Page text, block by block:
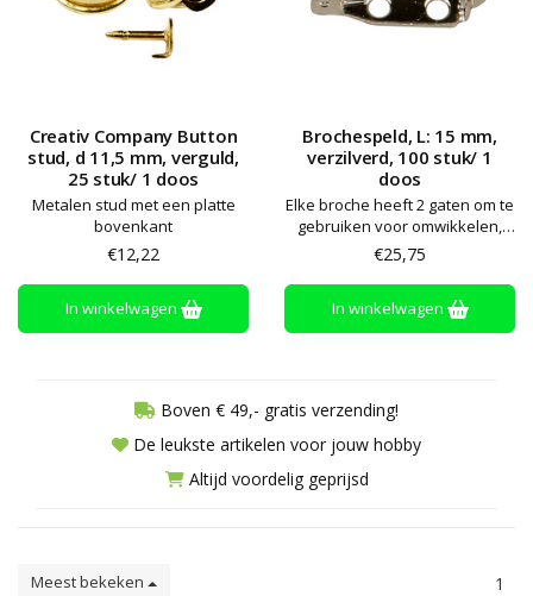
Creativ Company Button
stud, d 11,5 mm, verguld,
25 stuk/ 1 doos
Metalen stud met een platte
bovenkant
€12,22
In winkelwagen
Brochespeld, L: 15 mm,
verzilverd, 100 stuk/ 1
doos
Elke broche heeft 2 gaten om te
gebruiken voor omwikkelen,
naaien of lijmen van projecten -
sluit aan achterkant
€25,75
In winkelwagen
Boven € 49,- gratis verzending!
De leukste artikelen voor jouw hobby
Altijd voordelig geprijsd
Meest bekeken 1